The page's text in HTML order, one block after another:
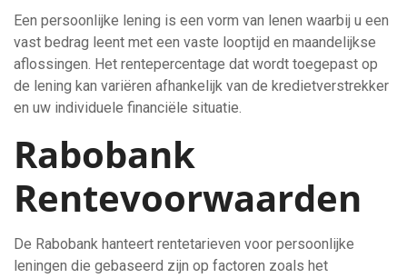
Een persoonlijke lening is een vorm van lenen waarbij u een
vast bedrag leent met een vaste looptijd en maandelijkse
aflossingen. Het rentepercentage dat wordt toegepast op
de lening kan variëren afhankelijk van de kredietverstrekker
en uw individuele financiële situatie.
Rabobank
Rentevoorwaarden
De Rabobank hanteert rentetarieven voor persoonlijke
leningen die gebaseerd zijn op factoren zoals het